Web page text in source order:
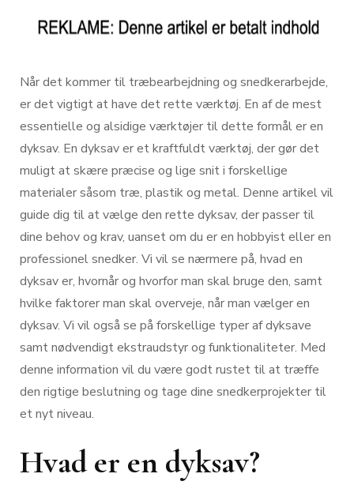
Når det kommer til træbearbejdning og snedkerarbejde,
er det vigtigt at have det rette værktøj. En af de mest
essentielle og alsidige værktøjer til dette formål er en
dyksav. En dyksav er et kraftfuldt værktøj, der gør det
muligt at skære præcise og lige snit i forskellige
materialer såsom træ, plastik og metal. Denne artikel vil
guide dig til at vælge den rette dyksav, der passer til
dine behov og krav, uanset om du er en hobbyist eller en
professionel snedker. Vi vil se nærmere på, hvad en
dyksav er, hvornår og hvorfor man skal bruge den, samt
hvilke faktorer man skal overveje, når man vælger en
dyksav. Vi vil også se på forskellige typer af dyksave
samt nødvendigt ekstraudstyr og funktionaliteter. Med
denne information vil du være godt rustet til at træffe
den rigtige beslutning og tage dine snedkerprojekter til
et nyt niveau.
Hvad er en dyksav?